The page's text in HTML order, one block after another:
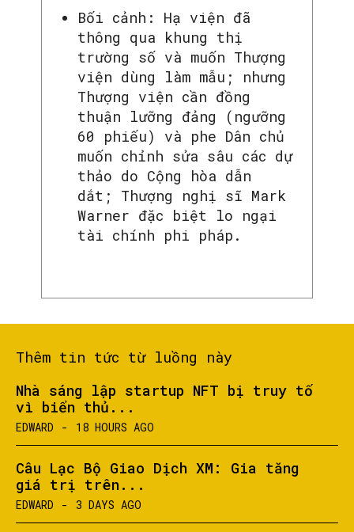
Bối cảnh: Hạ viện đã
thông qua khung thị
trường số và muốn Thượng
viện dùng làm mẫu; nhưng
Thượng viện cần đồng
thuận lưỡng đảng (ngưỡng
60 phiếu) và phe Dân chủ
muốn chỉnh sửa sâu các dự
thảo do Cộng hòa dẫn
dắt; Thượng nghị sĩ Mark
Warner đặc biệt lo ngại
tài chính phi pháp.
Thêm tin tức từ luồng này
Nhà sáng lập startup NFT bị truy tố
vì biển thủ...
EDWARD - 18 HOURS AGO
Câu Lạc Bộ Giao Dịch XM: Gia tăng
giá trị trên...
EDWARD - 3 DAYS AGO